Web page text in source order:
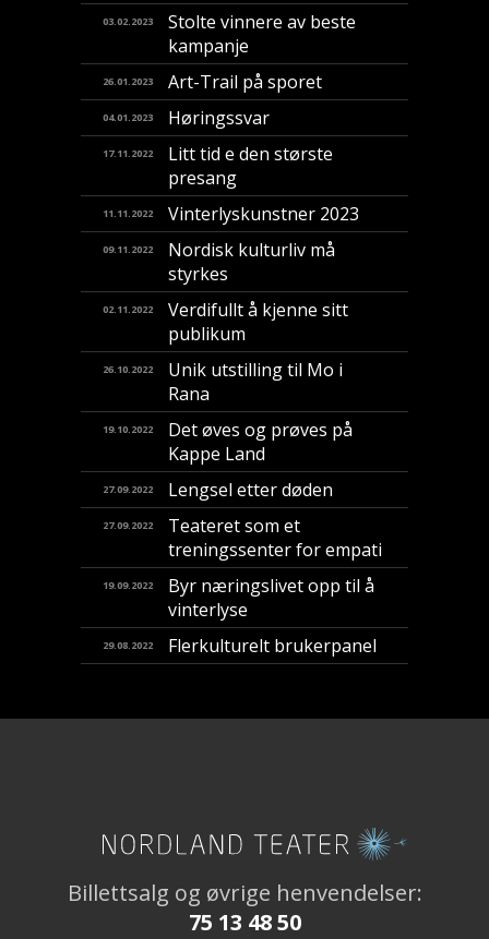
03.02.2023
Stolte vinnere av beste
kampanje
26.01.2023 Art-Trail på sporet
04.01.2023 Høringssvar
17.11.2022
Litt tid e den største
presang
11.11.2022 Vinterlyskunstner 2023
09.11.2022
Nordisk kulturliv må
styrkes
02.11.2022
Verdifullt å kjenne sitt
publikum
26.10.2022
Unik utstilling til Mo i
Rana
19.10.2022
Det øves og prøves på
Kappe Land
27.09.2022 Lengsel etter døden
27.09.2022
Teateret som et
treningssenter for empati
19.09.2022
Byr næringslivet opp til å
vinterlyse
29.08.2022 Flerkulturelt brukerpanel
Billettsalg og øvrige henvendelser:
75 13 48 50